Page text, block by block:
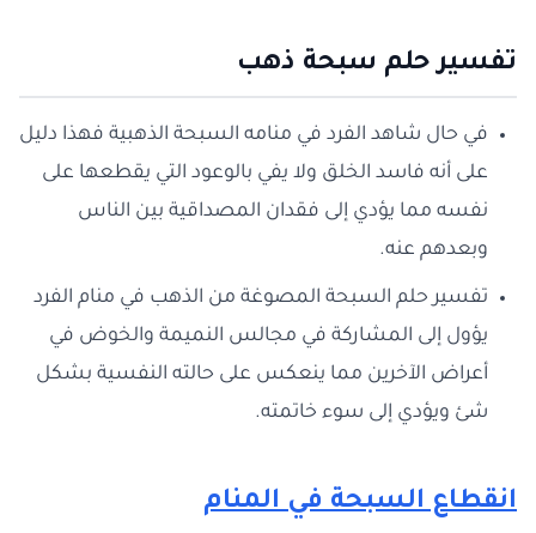
تفسير حلم سبحة ذهب
في حال شاهد الفرد في منامه السبحة الذهبية فهذا دليل
على أنه فاسد الخلق ولا يفي بالوعود التي يقطعها على
نفسه مما يؤدي إلى فقدان المصداقية بين الناس
وبعدهم عنه.
تفسير حلم السبحة المصوغة من الذهب في منام الفرد
يؤول إلى المشاركة في مجالس النميمة والخوض في
أعراض الآخرين مما ينعكس على حالته النفسية بشكل
شئ ويؤدي إلى سوء خاتمته.
انقطاع السبحة في المنام